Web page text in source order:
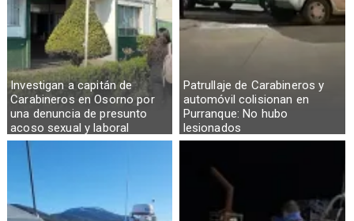
Investigan a capitán de
Carabineros en Osorno por
una denuncia de presunto
acoso sexual y laboral
Patrullaje de Carabineros y
automóvil colisionan en
Purranque: No hubo
lesionados